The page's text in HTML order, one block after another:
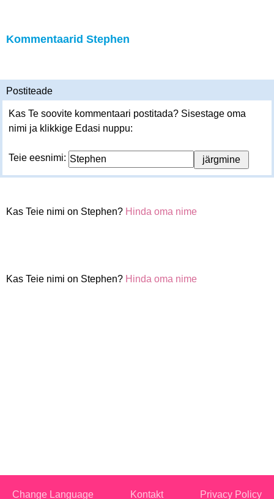
Kommentaarid Stephen
Postiteade
Kas Te soovite kommentaari postitada? Sisestage oma
nimi ja klikkige Edasi nuppu:
Teie eesnimi:
Kas Teie nimi on Stephen? Hinda oma nime
Kas Teie nimi on Stephen? Hinda oma nime
Change Language Kontakt Privacy Policy